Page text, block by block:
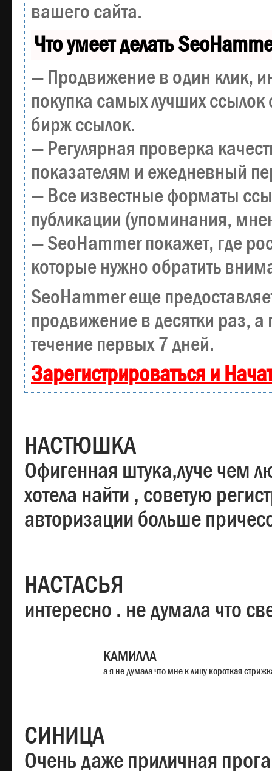
вашего сайта.
Что умеет делать
— Продвижение в один клик,
покупка самых лучших ссылок
бирж ссылок.
— Регулярная проверка
показателям и ежедневный
— Все известные форматы
публикации (упоминания,
— SeoHammer покажет, где
которые нужно обратить
SeoHammer еще
продвижение в десятки раз, а
течение первых 7 дней.
Зарегистрироваться и
НАСТЮШКА
Офигенная штука,луче чем
хотела найти , советую
авторизации больше
НАСТАСЬЯ
интересно . не думала что
КАМИЛЛА
а я не думала что мне к лицу короткая
СИНИЦА
Очень даже приличная